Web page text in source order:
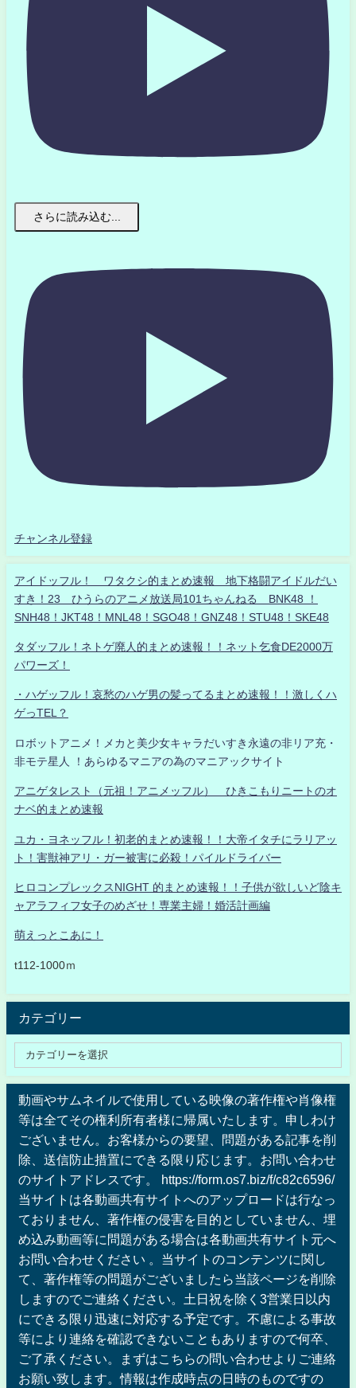
さらに読み込む...
チャンネル登録
アイドッフル！ ワタクシ的まとめ速報 地下格闘アイドルだい
すき！23 ひうらのアニメ放送局101ちゃんねる BNK48 ！
SNH48！JKT48！MNL48！SGO48！GNZ48！STU48！SKE48
タダッフル！ネトゲ廃人的まとめ速報！！ネット乞食DE2000万
パワーズ！
・ハゲッフル！哀愁のハゲ男の髪ってるまとめ速報！！激しくハ
ゲっTEL？
ロボットアニメ！メカと美少女キャラだいすき永遠の非リア充・
非モテ星人 ！あらゆるマニアの為のマニアックサイト
アニゲタレスト（元祖！アニメッフル） ひきこもりニートのオ
ナベ的まとめ速報
ユカ・ヨネッフル！初老的まとめ速報！！大帝イタチにラリアッ
ト！害獣神アリ・ガー被害に必殺！パイルドライバー
ヒロコンプレックスNIGHT 的まとめ速報！！子供が欲しいど陰キ
ャアラフィフ女子のめざせ！専業主婦！婚活計画編
萌えっとこあに！
t112-1000ｍ
カテゴリー
動画やサムネイルで使用している映像の著作権や肖像権
等は全てその権利所有者様に帰属いたします。申しわけ
ございません。お客様からの要望、問題がある記事を削
除、送信防止措置にできる限り応じます。お問い合わせ
のサイトアドレスです。 https://form.os7.biz/f/c82c6596/
当サイトは各動画共有サイトへのアップロードは行なっ
ておりません、著作権の侵害を目的としていません、埋
め込み動画等に問題がある場合は各動画共有サイト元へ
お問い合わせください 。当サイトのコンテンツに関し
て、著作権等の問題がございましたら当該ページを削除
しますのでご連絡ください。土日祝を除く3営業日以内
にできる限り迅速に対応する予定です。不慮による事故
等により連絡を確認できないこともありますので何卒、
ご了承ください。まずはこちらの問い合わせよりご連絡
お願い致します。情報は作成時点の日時のものですの